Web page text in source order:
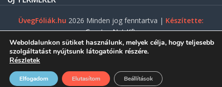
ÜvegFóliák.hu 2026 Minden jog fenntartva | Készítette:
Gasztro Net Kft.
Weboldalunkon sütiket használunk, melyek célja, hogy teljesebb
szolgáltatást nyújtsunk látogatóink részére.
Részletek
Elfogadom Elutasítom Beállítások